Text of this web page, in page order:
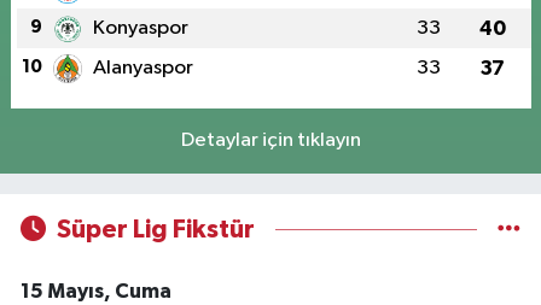
9 Konyaspor 33 40
10 Alanyaspor 33 37
Detaylar için tıklayın
Süper Lig Fikstür
15 Mayıs, Cuma